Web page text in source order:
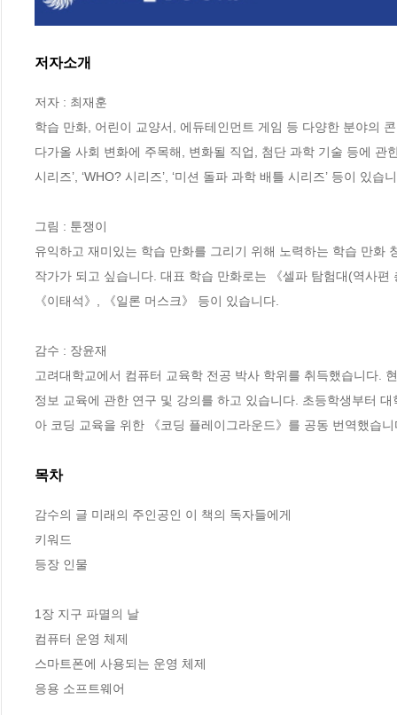
저자소개
저자 : 최재훈
학습 만화, 어린이 교양서, 에듀테인먼트 게임 등 다양한 분야의
다가올 사회 변화에 주목해, 변화될 직업, 첨단 과학 기술 등에 관
시리즈’, ‘WHO? 시리즈’, ‘미션 돌파 과학 배틀 시리즈’ 등이 있습
그림 : 툰쟁이
유익하고 재미있는 학습 만화를 그리기 위해 노력하는 학습 만화
작가가 되고 싶습니다. 대표 학습 만화로는 《셀파 탐험대(역사
《이태석》, 《일론 머스크》 등이 있습니다.
감수 : 장윤재
고려대학교에서 컴퓨터 교육학 전공 박사 학위를 취득했습니다.
정보 교육에 관한 연구 및 강의를 하고 있습니다. 초등학생부터
아 코딩 교육을 위한 《코딩 플레이그라운드》를 공동 번역했습니
목차
감수의 글 미래의 주인공인 이 책의 독자들에게
키워드
등장 인물
1장 지구 파멸의 날
컴퓨터 운영 체제
스마트폰에 사용되는 운영 체제
응용 소프트웨어